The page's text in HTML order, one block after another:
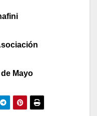
Mayo